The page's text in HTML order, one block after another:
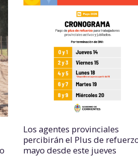
Los agentes provinciales
percibirán el Plus de
mayo desde este jueves